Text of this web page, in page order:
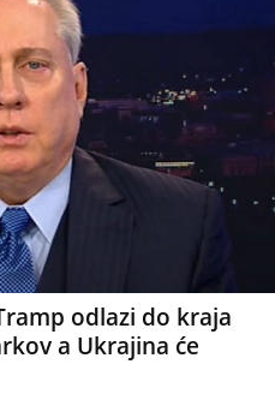
odlazi do kraja
a Ukrajina će